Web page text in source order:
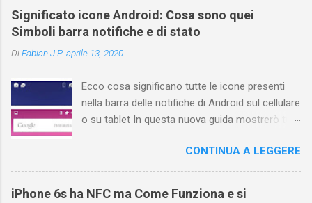
farlo sia se accedi dal tuo computer (PC/Mac)
oppure tramite smartphone (Android o iPhone)
trovare i propri commenti di YouTube , ossia
Ovviamente la risposta é positiva ma mi ci è
voluto un bel po' di tempo prima di trovare
questa funzione di YouTube perché è anche
chiamare questo "posto". Vediamo quindi
subito come visualizzare i vostri commenti di
YouTube, lasciati sotto ai video di altri
Significato icone Android: Cosa sono quei
Simboli barra notifiche e di stato
DiFabian J.P. aprile 13, 2020
Ecco cosa significano tutte le icone presenti
nella barra delle notifiche di Android sul cellulare
o su tablet In questa nuova guida mostrerò tutti
mostrati sul display nella parte superiore e
cosa ognuno di essi significa . La barra di stato
nella parte superiore della schermata contiene
CONTINUA A LEGGERE
iPhone 6s ha NFC ma Come Funziona e si